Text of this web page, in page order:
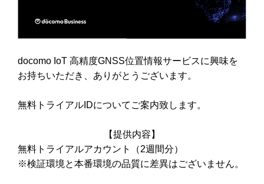
docomo IoT 高精度GNSS位置情報サービスに興味を
お持ちいただき、ありがとうございます。
無料トライアルIDについてご案内致します。
【提供内容】
無料トライアルアカウント（2週間分）
※検証環境と本番環境の品質に差異はございません。